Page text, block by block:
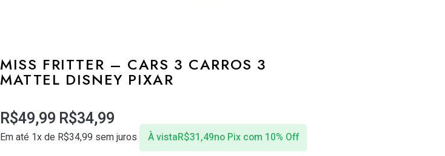
MISS FRITTER – CARS 3 CARROS 3
MATTEL DISNEY PIXAR
R$49,99 R$34,99
Em até 1x de R$34,99 sem juros À vistaR$31,49no Pix com 10% Off